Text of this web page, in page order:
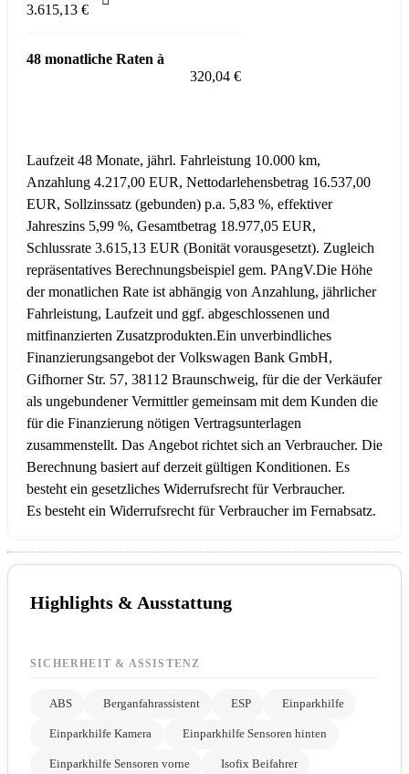
3.615,13 €
48 monatliche Raten à
320,04 €
Laufzeit 48 Monate, jährl. Fahrleistung 10.000 km,
Anzahlung 4.217,00 EUR, Nettodarlehensbetrag 16.537,00
EUR, Sollzinssatz (gebunden) p.a. 5,83 %, effektiver
Jahreszins 5,99 %, Gesamtbetrag 18.977,05 EUR,
Schlussrate 3.615,13 EUR (Bonität vorausgesetzt). Zugleich
repräsentatives Berechnungsbeispiel gem. PAngV.Die Höhe
der monatlichen Rate ist abhängig von Anzahlung, jährlicher
Fahrleistung, Laufzeit und ggf. abgeschlossenen und
mitfinanzierten Zusatzprodukten.Ein unverbindliches
Finanzierungsangebot der Volkswagen Bank GmbH,
Gifhorner Str. 57, 38112 Braunschweig, für die der Verkäufer
als ungebundener Vermittler gemeinsam mit dem Kunden die
für die Finanzierung nötigen Vertragsunterlagen
zusammenstellt. Das Angebot richtet sich an Verbraucher. Die
Berechnung basiert auf derzeit gültigen Konditionen. Es
besteht ein gesetzliches Widerrufsrecht für Verbraucher.
Es besteht ein Widerrufsrecht für Verbraucher im Fernabsatz.
Highlights & Ausstattung
SICHERHEIT & ASSISTENZ
ABS Berganfahrassistent ESP Einparkhilfe
Einparkhilfe Kamera Einparkhilfe Sensoren hinten
Einparkhilfe Sensoren vorne Isofix Beifahrer